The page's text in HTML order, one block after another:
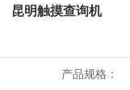
昆明触摸查询机
产品规格：